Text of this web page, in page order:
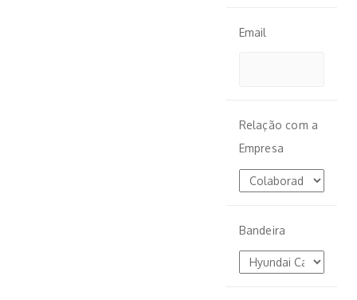
Email
Relação com a
Empresa
Bandeira